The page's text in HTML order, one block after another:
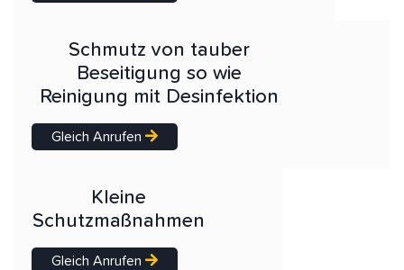
Schmutz von tauber
Beseitigung so wie
Reinigung mit Desinfektion
Gleich Anrufen
Kleine
Schutzmaßnahmen
Gleich Anrufen